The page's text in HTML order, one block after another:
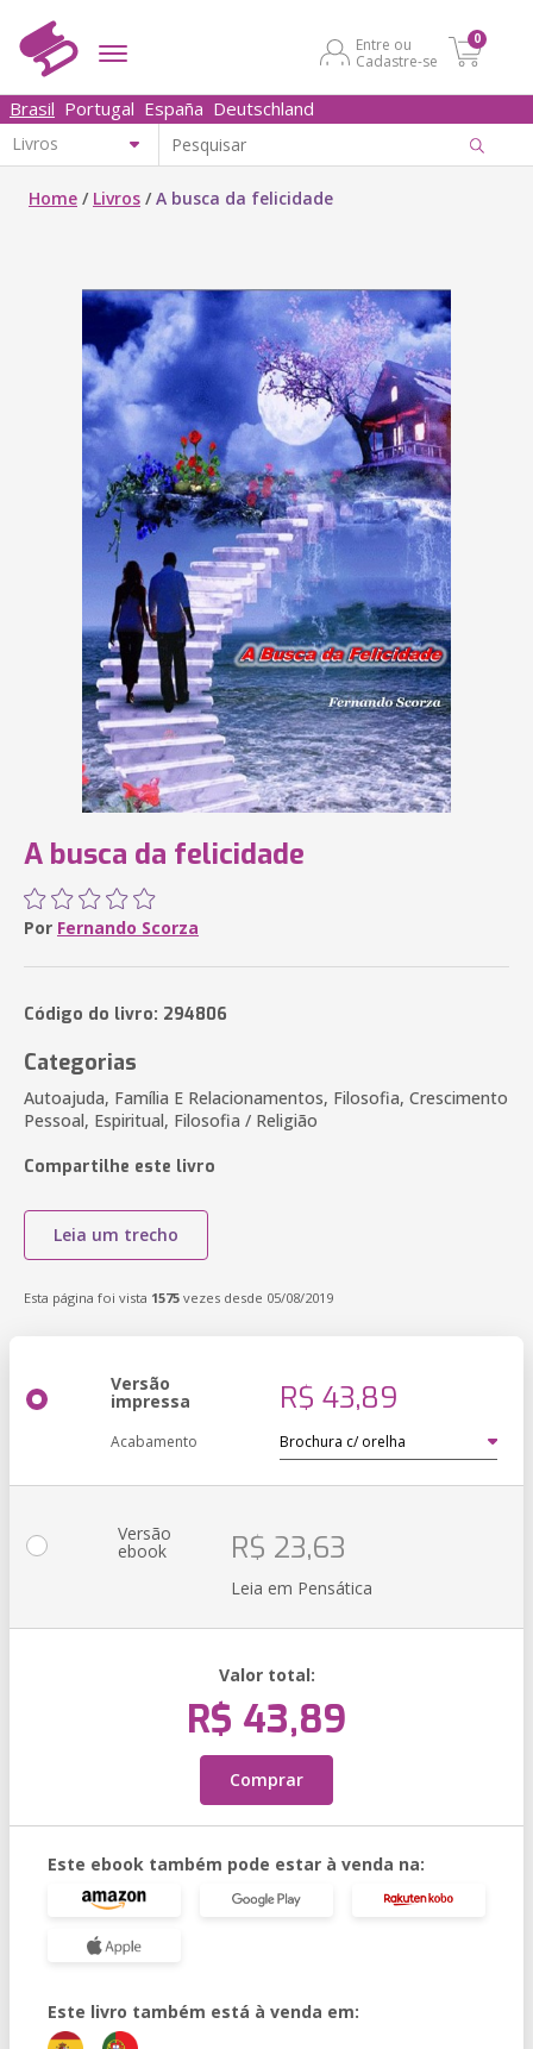
Entre ou
Cadastre-se
0
Brasil Portugal España Deutschland
Home / Livros /A busca da felicidade
A busca da felicidade
Por Fernando Scorza
Código do livro: 294806
Categorias
Autoajuda, Família E Relacionamentos, Filosofia, Crescimento
Pessoal, Espiritual, Filosofia / Religião
Compartilhe este livro
Leia um trecho
Esta página foi vista 1575 vezes desde 05/08/2019
Versão
impressa R$ 43,89
Acabamento
Versão
ebook R$ 23,63
Leia em Pensática
Valor total:
R$ 43,89
Comprar
Este ebook também pode estar à venda na:
Este livro também está à venda em: